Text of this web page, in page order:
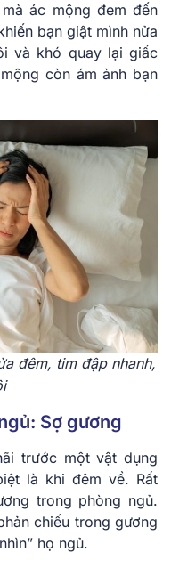
ác mộng đem đến
bạn giật mình nửa
và khó quay lại giấc
còn ám ảnh bạn
đêm, tim đập nhanh,
Sợ gương
trước một vật dụng
là khi đêm về. Rất
trong phòng ngủ.
chiếu trong gương
họ ngủ.